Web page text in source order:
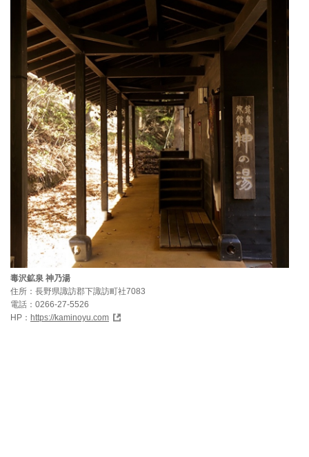
毒沢鉱泉 神乃湯
住所：長野県諏訪郡下諏訪町社7083
電話：0266-27-5526
HP： https://kaminoyu.com